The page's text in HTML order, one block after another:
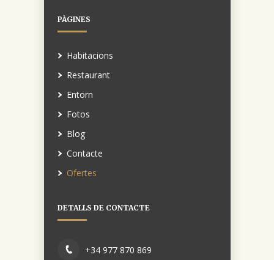
PÀGINES
Habitacions
Restaurant
Entorn
Fotos
Blog
Contacte
Ofertes
DETALLS DE CONTACTE
+34 977 870 869